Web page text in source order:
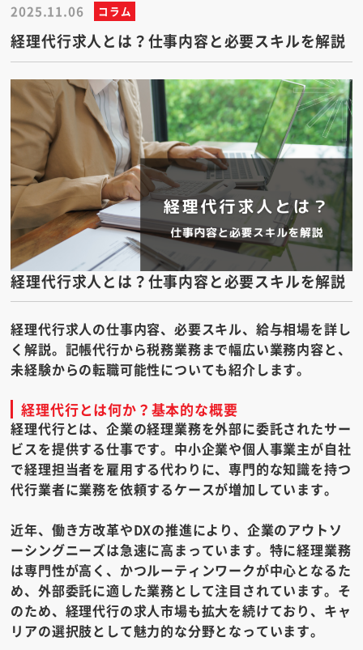
2025.11.06 コラム
経理代行求人とは？仕事内容と必要スキルを解説
経理代行求人とは？仕事内容と必要スキルを解説
経理代行求人の仕事内容、必要スキル、給与相場を詳し
く解説。記帳代行から税務業務まで幅広い業務内容と、
未経験からの転職可能性についても紹介します。
経理代行とは何か？基本的な概要
経理代行とは、企業の経理業務を外部に委託されたサー
ビスを提供する仕事です。中小企業や個人事業主が自社
で経理担当者を雇用する代わりに、専門的な知識を持つ
代行業者に業務を依頼するケースが増加しています。
近年、働き方改革やDXの推進により、企業のアウトソ
ーシングニーズは急速に高まっています。特に経理業務
は専門性が高く、かつルーティンワークが中心となるた
め、外部委託に適した業務として注目されています。そ
のため、経理代行の求人市場も拡大を続けており、キャ
リアの選択肢として魅力的な分野となっています。